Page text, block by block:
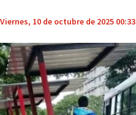
Viernes, 10 de octubre de 2025 00:33